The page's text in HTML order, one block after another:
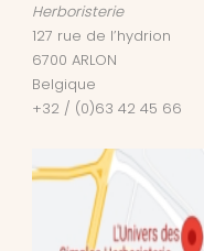
Herboristerie
127 rue de l’hydrion
6700 ARLON
Belgique
+32 / (0)63 42 45 66